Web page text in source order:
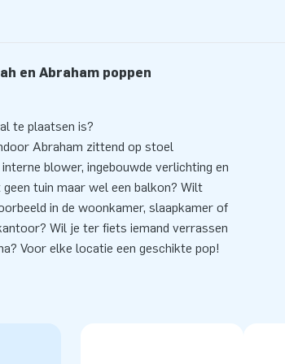
en Abraham poppen
te plaatsen is?
Abraham zittend op stoel
blower, ingebouwde verlichting en
tuin maar wel een balkon? Wilt
in de woonkamer, slaapkamer of
Wil je ter fiets iemand verrassen
Voor elke locatie een geschikte pop!